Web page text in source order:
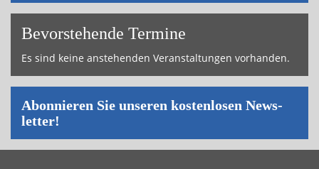
Bevor­ste­hende Ter­mi­ne
Es sind keine an­ste­hen­den Ver­an­stal­tun­gen vor­han­den.
Abon­nie­ren Sie un­se­ren kos­ten­lo­sen News­
let­ter!